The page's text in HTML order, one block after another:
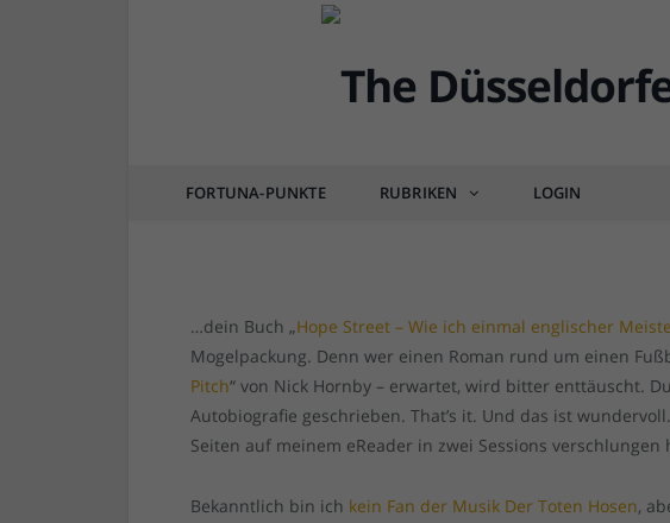
FORTUNA-PUNKTE RUBRIKEN LOGIN
DÜSSEL-KULTUR & POP
…dein Buch „Hope Street – Wie ich einmal englischer
Mogelpackung. Denn wer einen Roman rund um einen
Pitch“ von Nick Hornby – erwartet, wird bitter enttäuscht.
Autobiografie geschrieben. That’s it. Und das ist
Seiten auf meinem eReader in zwei Sessions verschlungen
Bekanntlich bin ich kein Fan der Musik Der Toten Hosen,